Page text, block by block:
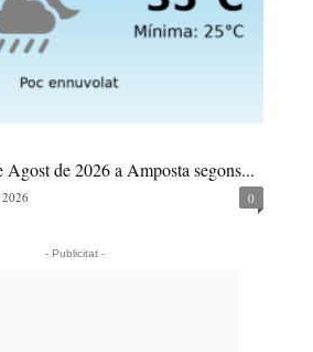
de 2026 a Amposta segons...
0
- Publicitat -